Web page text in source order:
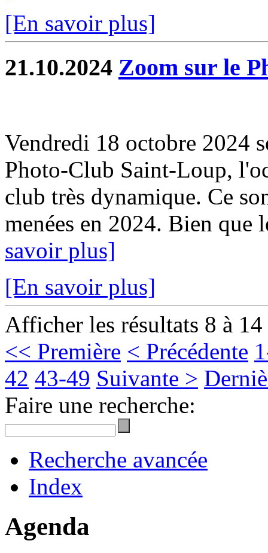
[En savoir plus]
21.10.2024 Zoom sur le
Vendredi 18 octobre 2024
Photo-Club Saint-Loup,
club très dynamique. Ce
menées en 2024. Bien que
savoir plus]
[En savoir plus]
Afficher les résultats 8 à
<< Première < Précédente
42 43-49 Suivante >
Faire une recherche:
Recherche avancée
Index
Agenda